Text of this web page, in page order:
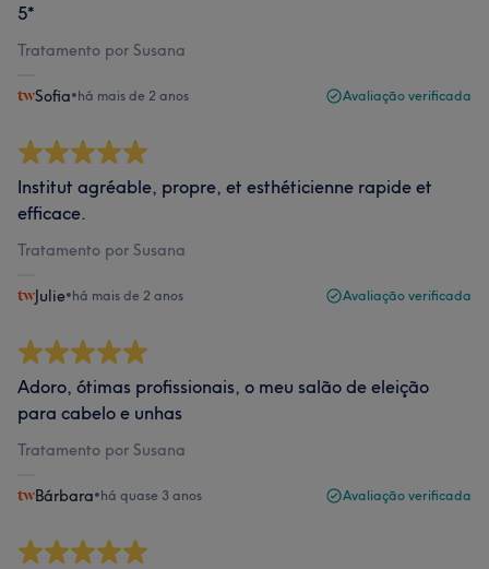
5*
Tratamento por Susana
Sofia•há mais de 2 anos Avaliação verificada
Institut agréable, propre, et esthéticienne rapide et
efficace.
Tratamento por Susana
Julie•há mais de 2 anos Avaliação verificada
Adoro, ótimas profissionais, o meu salão de eleição
para cabelo e unhas
Tratamento por Susana
Bárbara•há quase 3 anos Avaliação verificada